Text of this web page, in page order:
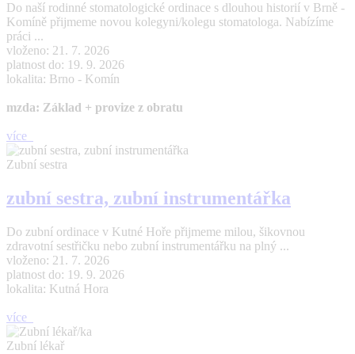
Do naší rodinné stomatologické ordinace s dlouhou historií v Brně -
Komíně přijmeme novou kolegyni/kolegu stomatologa. Nabízíme
práci ...
vloženo: 21. 7. 2026
platnost do: 19. 9. 2026
lokalita: Brno - Komín
mzda: Základ + provize z obratu
více
Zubní sestra
zubní sestra, zubní instrumentářka
Do zubní ordinace v Kutné Hoře přijmeme milou, šikovnou
zdravotní sestřičku nebo zubní instrumentářku na plný ...
vloženo: 21. 7. 2026
platnost do: 19. 9. 2026
lokalita: Kutná Hora
více
Zubní lékař